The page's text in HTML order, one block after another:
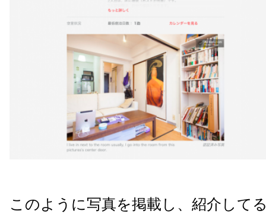
このように写真を掲載し、紹介して